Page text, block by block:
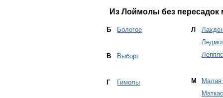
Из Лоймолы без пересадок
Б Бологое
В Выборг
Г Гимолы
Л
М